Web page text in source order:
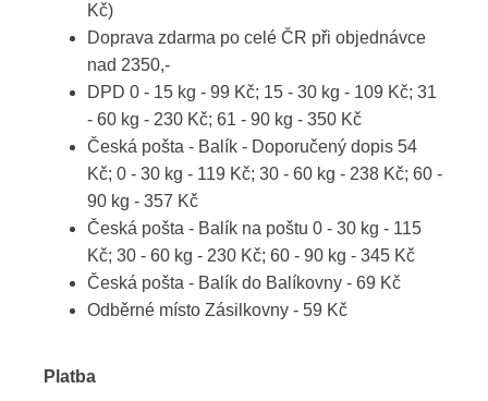
Kč)
Doprava zdarma po celé ČR při objednávce
nad 2350,-
DPD 0 - 15 kg - 99 Kč; 15 - 30 kg - 109 Kč; 31
- 60 kg - 230 Kč; 61 - 90 kg - 350 Kč
Česká pošta - Balík - Doporučený dopis 54
Kč; 0 - 30 kg - 119 Kč; 30 - 60 kg - 238 Kč; 60 -
90 kg - 357 Kč
Česká pošta - Balík na poštu 0 - 30 kg - 115
Kč; 30 - 60 kg - 230 Kč; 60 - 90 kg - 345 Kč
Česká pošta - Balík do Balíkovny - 69 Kč
Odběrné místo Zásilkovny - 59 Kč
Platba